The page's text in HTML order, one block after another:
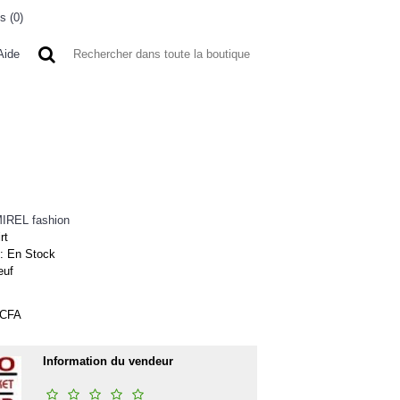
(0)
fashion
En Stock
Information du vendeur